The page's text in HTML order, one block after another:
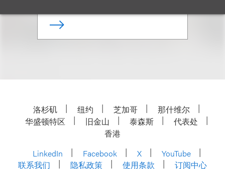
洛杉矶 纽约 芝加哥
那什维尔
华盛顿特区
旧金山 泰森斯
代表处
香港
LinkedIn
Facebook X
YouTube
联系我们
隐私政策 使用条款 订阅中心